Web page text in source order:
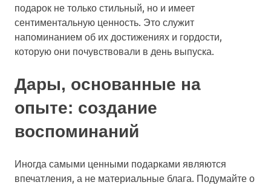
подарок не только стильный, но и имеет
сентиментальную ценность. Это служит
напоминанием об их достижениях и гордости,
которую они почувствовали в день выпуска.
Дары, основанные на
опыте: создание
воспоминаний
Иногда самыми ценными подарками являются
впечатления, а не материальные блага. Подумайте о